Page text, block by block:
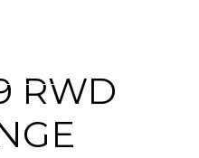
RWD